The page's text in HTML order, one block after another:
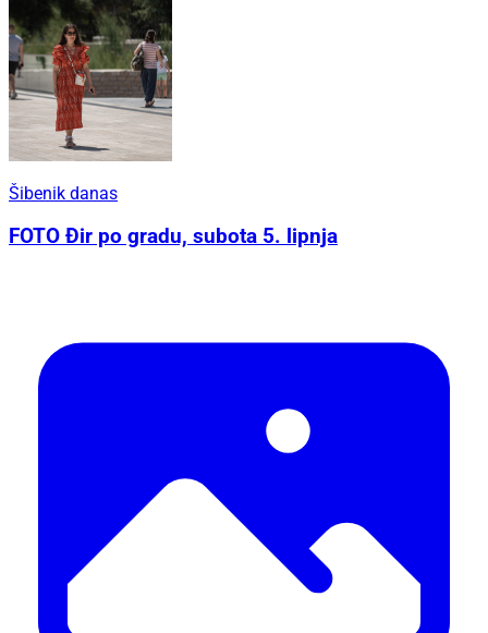
Šibenik danas
FOTO Đir po gradu, subota 5. lipnja